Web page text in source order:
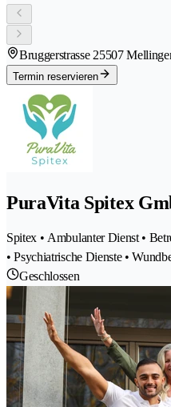
Bruggerstrasse 25507
Termin reservieren
PuraVita Spitex
Spitex • Ambulanter Dienst •
• Psychiatrische Dienste •
Geschlossen